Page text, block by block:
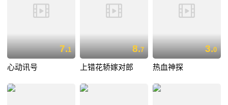
7.1
心动讯号
8.7
上错花轿嫁对郎
3.0
热血神探